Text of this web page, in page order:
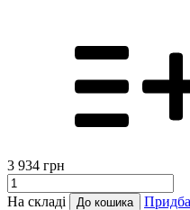
3 934 грн
На складі До кошика